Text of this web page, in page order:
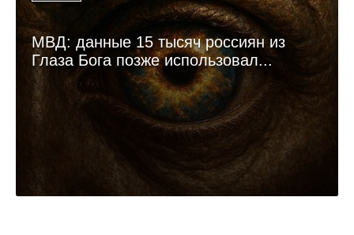
МВД: данные 15 тысяч россиян из
Глаза Бога позже использовал...